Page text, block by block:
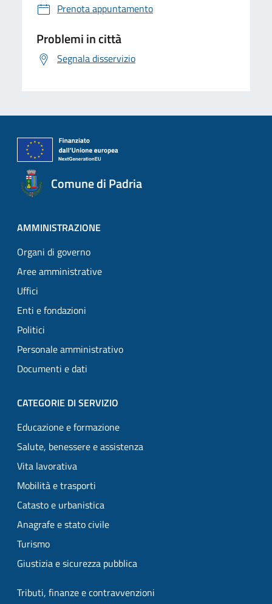
Prenota appuntamento
Problemi in città
Segnala disservizio
Comune di Padria
AMMINISTRAZIONE
Organi di governo
Aree amministrative
Uffici
Enti e fondazioni
Politici
Personale amministrativo
Documenti e dati
CATEGORIE DI SERVIZIO
Educazione e formazione
Salute, benessere e assistenza
Vita lavorativa
Mobilità e trasporti
Catasto e urbanistica
Anagrafe e stato civile
Turismo
Giustizia e sicurezza pubblica
Tributi, finanze e contravvenzioni